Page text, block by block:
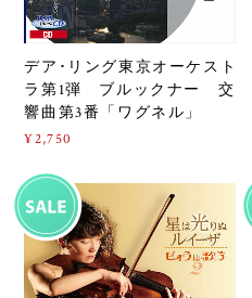
デア･リング東京オーケスト
ラ第1弾 ブルックナー 交
響曲第3番「ワグネル」
¥2,750